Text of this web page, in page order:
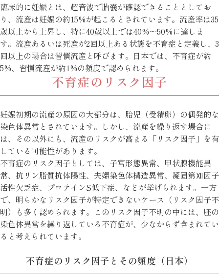
臨床的に妊娠とは、超音波で胎嚢が確認できることとしてお
り、流産は妊娠の約15%が起こるとされています。流産率は35
歳以上から上昇し、特に40歳以上では40%～50%に達しま
す。流産あるいは死産が2回以上ある状態を不育症と定義し、3
回以上の場合は習慣流産と呼びます。日本では、不育症が約
5%、習慣流産が約1%の頻度で認められます。
不育症のリスク因子
妊娠初期の流産の原因の大部分は、胎児（受精卵）の偶発的な
染色体異常とされています。しかし、流産を繰り返す場合に
は、その以外にも、流産のリスクが高まる「リスク因子」を有
している可能性があります。
不育症のリスク因子としては、子宮形態異常、甲状腺機能異
常、抗リン脂質抗体陽性、夫婦染色体構造異常、凝固第Ⅻ因子
活性欠乏症、プロテインS低下症、などが挙げられます。一方
で、明らかなリスク因子が特定できないケース（リスク因子不
明）も多く認められます。このリスク因子不明の中には、胚の
染色体異常を繰り返している不育症が、少なからず含まれてい
ると考えられています。
不育症のリスク因子とその頻度（日本）